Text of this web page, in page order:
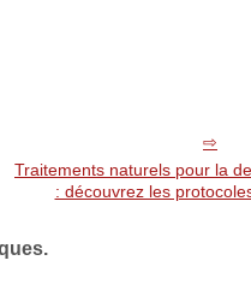
Traitements naturels pour la
: découvrez les